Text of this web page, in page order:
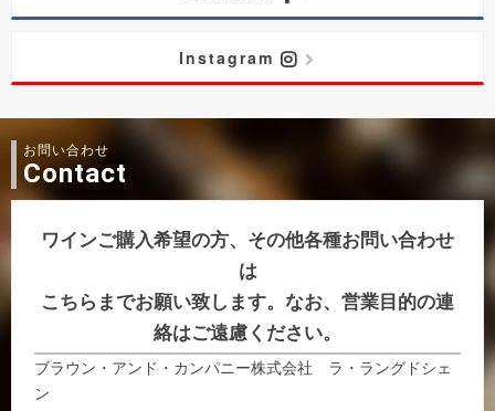
Instagram
お問い合わせ
Contact
ワインご購入希望の方、その他各種お問い合わせ
は
こちらまでお願い致します。なお、営業目的の連
絡はご遠慮ください。
ブラウン・アンド・カンパニー株式会社 ラ・ラングドシェ
ン